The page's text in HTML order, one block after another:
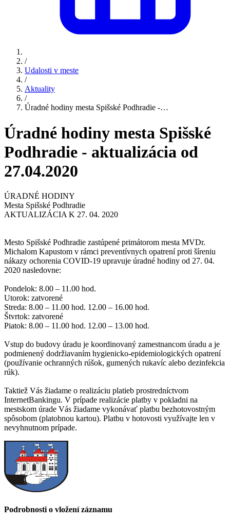
/
Udalosti v meste
/
Aktuality
/
Úradné hodiny mesta Spišské Podhradie -…
Úradné hodiny mesta Spišské
Podhradie - aktualizácia od
27.04.2020
ÚRADNÉ HODINY
Mesta Spišské Podhradie
AKTUALIZÁCIA K 27. 04. 2020
Mesto Spišské Podhradie zastúpené primátorom mesta MVDr.
Michalom Kapustom v rámci preventívnych opatrení proti šíreniu
nákazy ochorenia COVID-19 upravuje úradné hodiny od 27. 04.
2020 nasledovne:
Pondelok: 8.00 – 11.00 hod.
Utorok: zatvorené
Streda: 8.00 – 11.00 hod. 12.00 – 16.00 hod.
Štvrtok: zatvorené
Piatok: 8.00 – 11.00 hod. 12.00 – 13.00 hod.
Vstup do budovy úradu je koordinovaný zamestnancom úradu a je
podmienený dodržiavaním hygienicko-epidemiologických opatrení
(používanie ochranných rúšok, gumených rukavíc alebo dezinfekcia
rúk).
Taktiež Vás žiadame o realizáciu platieb prostredníctvom
InternetBankingu. V prípade realizácie platby v pokladni na
mestskom úrade Vás žiadame vykonávať platbu bezhotovostným
spôsobom (platobnou kartou). Platbu v hotovosti využívajte len v
nevyhnutnom prípade.
Podrobnosti o vložení záznamu